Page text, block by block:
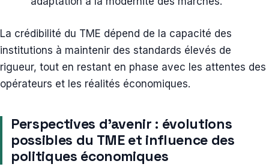
La crédibilité du TME dépend de la capacité des
institutions à maintenir des standards élevés de
rigueur, tout en restant en phase avec les attentes des
opérateurs et les réalités économiques.
Perspectives d’avenir : évolutions
possibles du TME et influence des
politiques économiques